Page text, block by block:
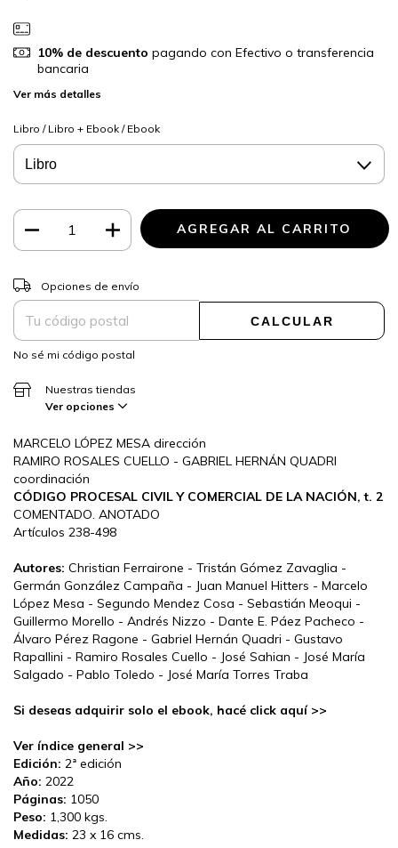
10% de descuento pagando con Efectivo o transferencia
bancaria
Ver más detalles
Libro / Libro + Ebook / Ebook
Entregas para el CP:
Opciones de envío
CALCULAR
No sé mi código postal
Nuestras tiendas
Ver opciones
MARCELO LÓPEZ MESA dirección
RAMIRO ROSALES CUELLO - GABRIEL HERNÁN QUADRI
coordinación
CÓDIGO PROCESAL CIVIL Y COMERCIAL DE LA NACIÓN, t. 2
COMENTADO. ANOTADO
Artículos 238-498
Autores: Christian Ferrairone - Tristán Gómez Zavaglia -
Germán González Campaña - Juan Manuel Hitters - Marcelo
López Mesa - Segundo Mendez Cosa - Sebastián Meoqui -
Guillermo Morello - Andrés Nizzo - Dante E. Páez Pacheco -
Álvaro Pérez Ragone - Gabriel Hernán Quadri - Gustavo
Rapallini - Ramiro Rosales Cuello - José Sahian - José María
Salgado - Pablo Toledo - José María Torres Traba
Si deseas adquirir solo el ebook, hacé click aquí >>
Ver índice general >>
Edición: 2ª edición
Año: 2022
Páginas: 1050
Peso: 1,300 kgs.
Medidas: 23 x 16 cms.